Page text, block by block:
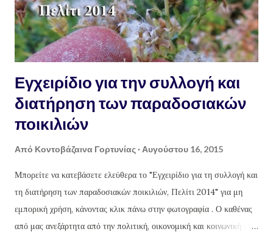
Εγχειρίδιο για την συλλογή και
διατήρηση των παραδοσιακών
ποικιλιών
Από Κοντοβάζαινα Γορτυνίας Αυγούστου 16, 2015
Μπορείτε να κατεβάσετε ελεύθερα το "Εγχειρίδιο για τη συλλογή και
τη διατήρηση των παραδοσιακών ποικιλιών, Πελίτι 2014" για μη
εμπορική χρήση, κάνοντας κλικ πάνω στην φωτογραφία . Ο καθένας
από μας ανεξάρτητα από την πολιτική, οικονομική και κοινωνική του